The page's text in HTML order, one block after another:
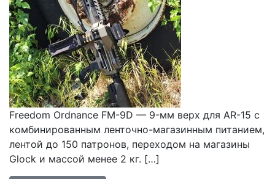
Freedom Ordnance FM-9D — 9-мм верх для AR-15 с
комбинированным ленточно-магазинным питанием,
лентой до 150 патронов, переходом на магазины
Glock и массой менее 2 кг. […]